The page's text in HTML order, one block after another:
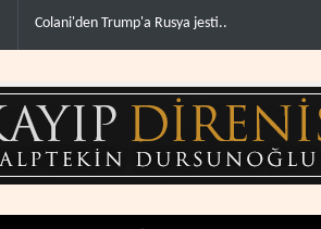
İsrail basınından terörist yerleşimcilere destek